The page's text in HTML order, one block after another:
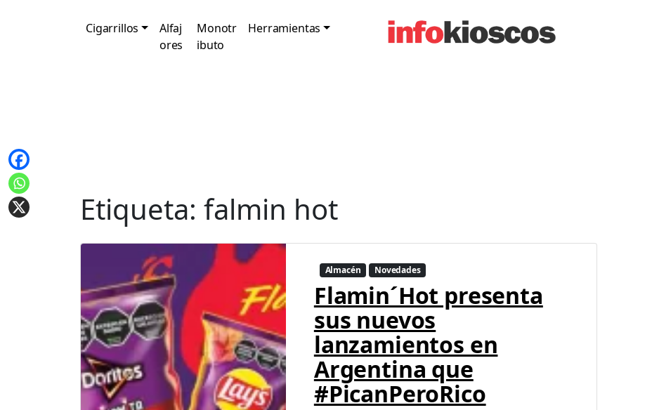
Cigarrillos
Alfaj
ores
Monotr
ibuto
Herramientas
Etiqueta: falmin hot
Almacén Novedades
Flamin´Hot presenta
sus nuevos
lanzamientos en
Argentina que
#PicanPeroRico